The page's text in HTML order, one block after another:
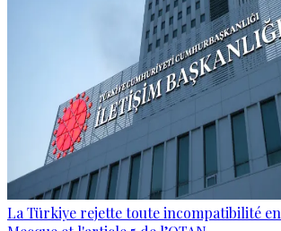
La Türkiye rejette toute incompatibilité